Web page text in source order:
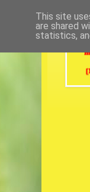
This site
are shared
statistics,